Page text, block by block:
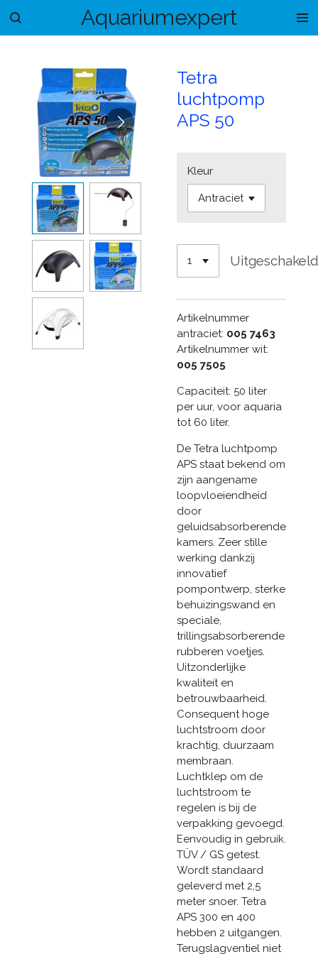
Ga
hoofdinhoud
Aquariumexpert
Tetra
luchtpomp
APS 50
Kleur
Artikelnummer
antraciet: 005 7463
Artikelnummer wit:
005 7505
Capaciteit: 50 liter
per uur, voor aquaria
tot 60 liter.
De Tetra luchtpomp
APS staat bekend om
zijn aangename
loopvloeiendheid
door
geluidsabsorberende
kamers. Zeer stille
werking dankzij
innovatief
pompontwerp, sterke
behuizingswand en
speciale,
trillingsabsorberende
rubberen voetjes.
Uitzonderlijke
kwaliteit en
betrouwbaarheid.
Consequent hoge
luchtstroom door
krachtig, duurzaam
membraan.
Luchtklep om de
luchtstroom te
regelen is bij de
verpakking gevoegd.
Eenvoudig in gebruik.
TÜV / GS getest.
Wordt standaard
geleverd met 2,5
meter snoer. Tetra
APS 300 en 400
hebben 2 uitgangen.
Terugslagventiel niet